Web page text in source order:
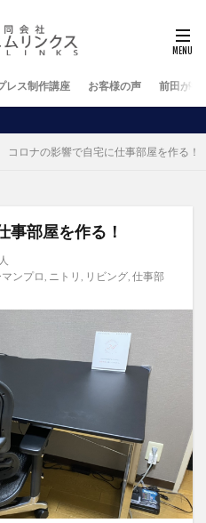
レス制作講座 お客様の声 前田が行
コロナの影響で自宅に仕事部屋を作る！
事部屋を作る！
ンプロ, ニトリ , リビング, 仕事部